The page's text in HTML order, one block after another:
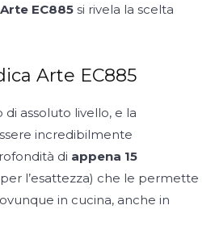
EC885 si rivela la scelta
Arte EC885
assoluto livello, e la
incredibilmente
di appena 15
l’esattezza) che le permette
in cucina, anche in